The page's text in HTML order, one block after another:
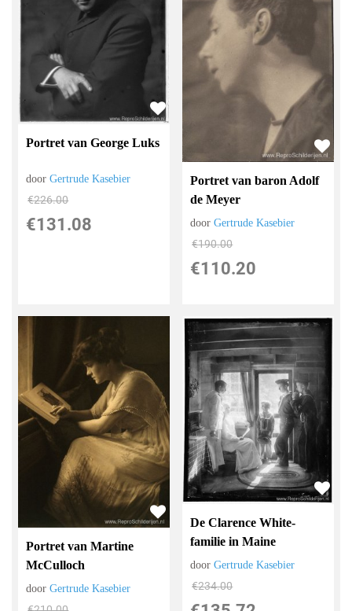
Portret van George Luks
doorGertrude Kasebier
€226.00
€131.08
Portret van baron Adolf
de Meyer
doorGertrude Kasebier
€190.00
€110.20
Portret van Martine
McCulloch
doorGertrude Kasebier
De Clarence White-
familie in Maine
doorGertrude Kasebier
€234.00